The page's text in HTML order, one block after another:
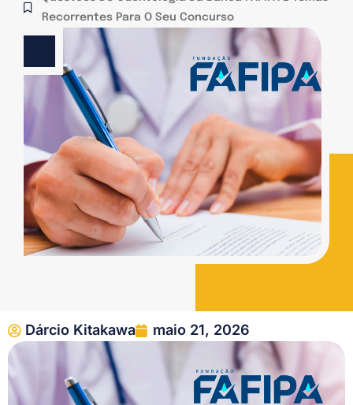
Recorrentes Para O Seu Concurso
Dárcio Kitakawa maio 21, 2026